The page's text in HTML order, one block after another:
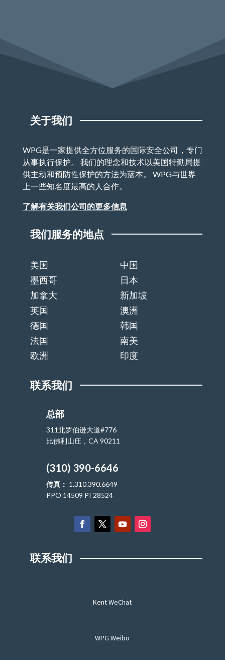
关于我们
WPG是一家提供全方位服务的国际安全公司，专门
从事执行保护。 我们的理念和技术以美国特勤局提
供主动和预防性保护的方法为蓝本。 WPG与世界
上一些知名度最高的人合作。
了解有关我们公司的更多信息
我们服务的地点
美国
中国
墨西哥
日本
加拿大
新加坡
英国
澳洲
德国
韩国
法国
南美
欧洲
印度
联系我们
总部
311北罗伯逊大道#776
比佛利山庄，CA 90211
(310) 390-6646
传真： 1.310.390.6649
PPO 14509 PI 28524
联系我们
Kent WeChat
WPG Weibo